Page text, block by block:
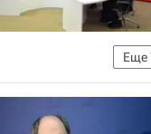
Еще